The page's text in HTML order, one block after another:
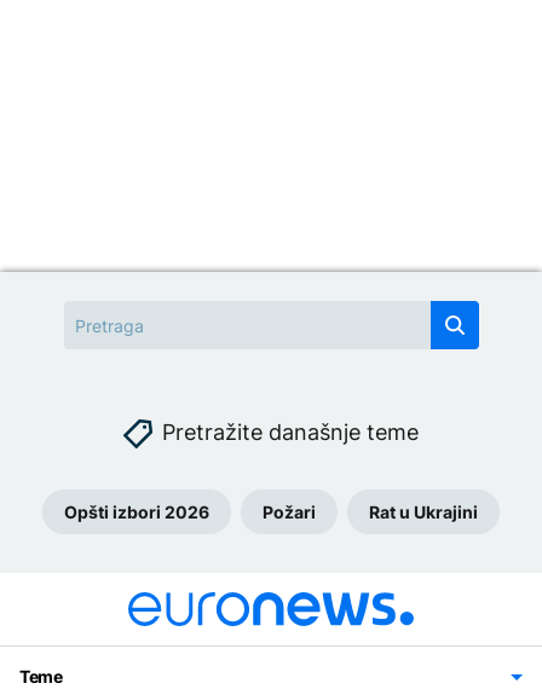
Pretražite današnje teme
Opšti izbori 2026 Požari Rat u Ukrajini
Teme